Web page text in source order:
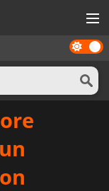
Dark
mode